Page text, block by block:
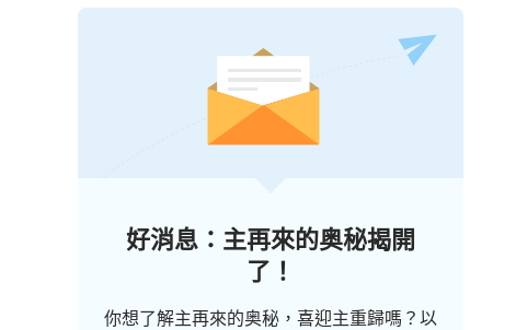
好消息：主再來的奥秘揭開
了！
你想了解主再來的奥秘，喜迎主重歸嗎？以